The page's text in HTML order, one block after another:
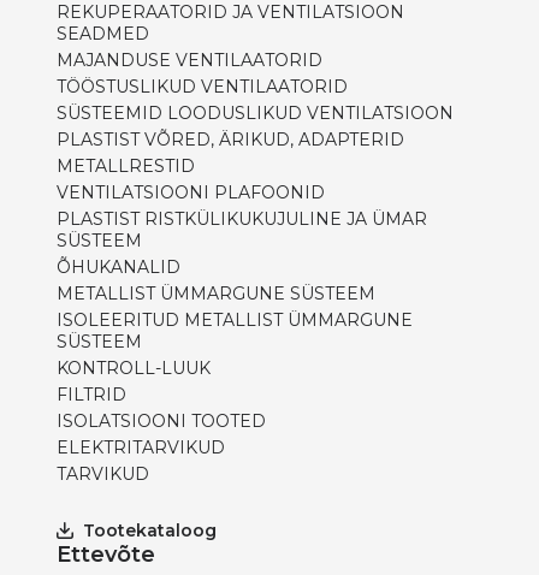
REKUPERAATORID JA VENTILATSIOON
SEADMED
MAJANDUSE VENTILAATORID
TÖÖSTUSLIKUD VENTILAATORID
SÜSTEEMID LOODUSLIKUD VENTILATSIOON
PLASTIST VÕRED, ÄRIKUD, ADAPTERID
METALLRESTID
VENTILATSIOONI PLAFOONID
PLASTIST RISTKÜLIKUKUJULINE JA ÜMAR
SÜSTEEM
ÕHUKANALID
METALLIST ÜMMARGUNE SÜSTEEM
ISOLEERITUD METALLIST ÜMMARGUNE
SÜSTEEM
KONTROLL-LUUK
FILTRID
ISOLATSIOONI TOOTED
ELEKTRITARVIKUD
TARVIKUD
Tootekataloog
Ettevõte